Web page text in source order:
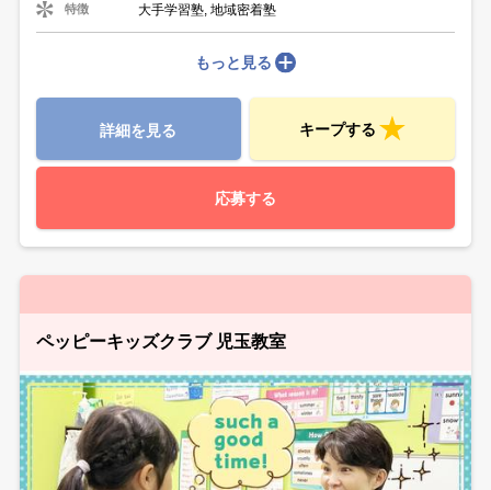
特徴 大手学習塾, 地域密着塾
もっと見る
詳細を見る キープする
応募する
ペッピーキッズクラブ 児玉教室